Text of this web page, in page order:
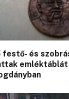
festő- és